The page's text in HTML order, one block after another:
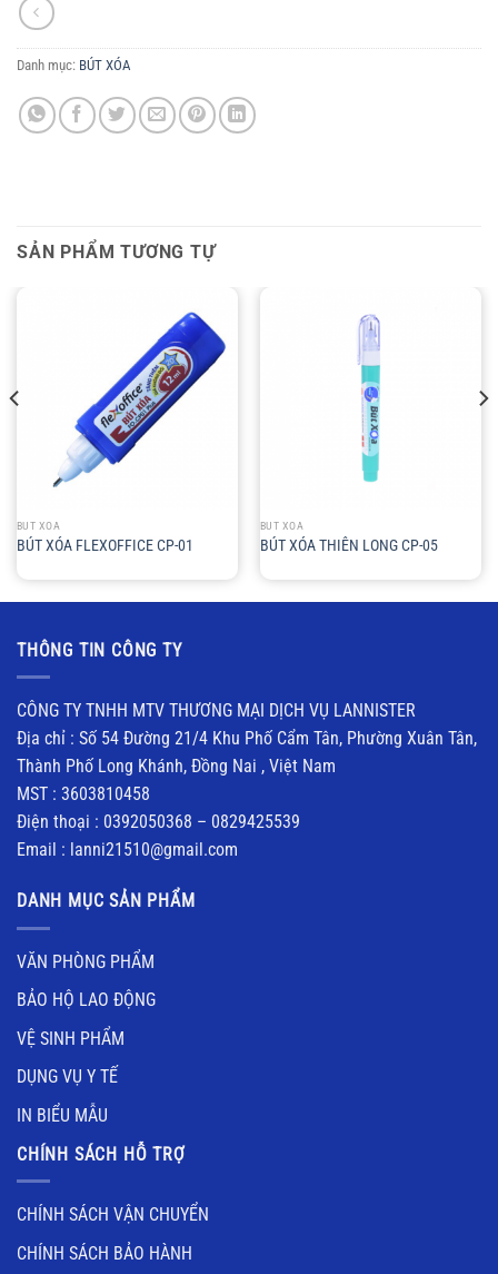
Danh mục: BÚT XÓA
SẢN PHẨM TƯƠNG TỰ
BÚT XÓA
BÚT XÓA FLEXOFFICE CP-01
BÚT XÓA
BÚT XÓA THIÊN LONG CP-05
THÔNG TIN CÔNG TY
CÔNG TY TNHH MTV THƯƠNG MẠI DỊCH VỤ LANNISTER
Địa chỉ : Số 54 Đường 21/4 Khu Phố Cẩm Tân, Phường Xuân Tân,
Thành Phố Long Khánh, Đồng Nai , Việt Nam
MST : 3603810458
Điện thoại : 0392050368 – 0829425539
Email : lanni21510@gmail.com
DANH MỤC SẢN PHẨM
VĂN PHÒNG PHẨM
BẢO HỘ LAO ĐỘNG
VỆ SINH PHẨM
DỤNG VỤ Y TẾ
IN BIỂU MẪU
CHÍNH SÁCH HỖ TRỢ
CHÍNH SÁCH VẬN CHUYỂN
CHÍNH SÁCH BẢO HÀNH